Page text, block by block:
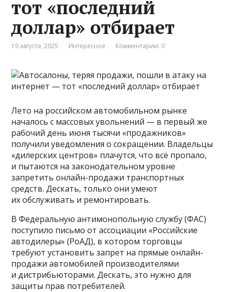
тот «последний
доллар» отбирает
19 августа, 2025 Интересное Комментарии: 0
Лето на российском автомобильном рынке
началось с массовых увольнений — в первый же
рабочий день июня тысячи «продажников»
получили уведомления о сокращении. Владельцы
«дилерских центров» плачутся, что всё пропало,
и пытаются на законодательном уровне
запретить онлайн-продажи транспортных
средств. Дескать, только они умеют
их обслуживать и ремонтировать.
В Федеральную антимонопольную службу (ФАС)
поступило письмо от ассоциации «Российские
автодилеры» (РоАД), в котором торговцы
требуют установить запрет на прямые онлайн-
продажи автомобилей производителями
и дистрибьюторами. Дескать, это нужно для
защиты прав потребителей.